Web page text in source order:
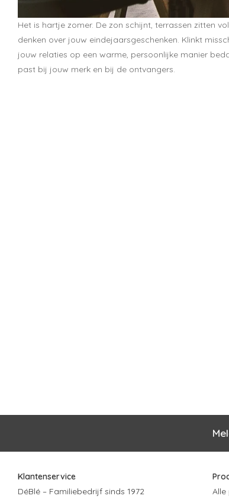
Het is hartje zomer. De zon schijnt, terrassen zitten
denken over jouw eindejaarsgeschenken. Klinkt
jouw relaties op een warme, persoonlijke manier
past bij jouw merk en bij de ontvangers.
Klantenservice
DéBlé – Familiebedrijf sinds 1972
Alle